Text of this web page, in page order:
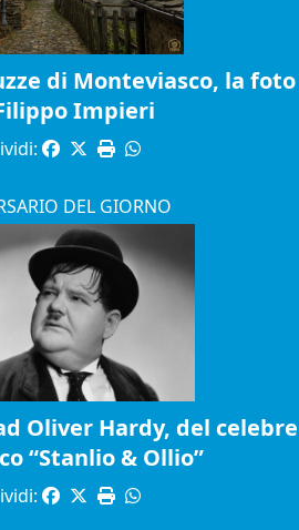
di Monteviasco, la foto
Impieri
DEL GIORNO
Oliver Hardy, del celebre
“Stanlio & Ollio”